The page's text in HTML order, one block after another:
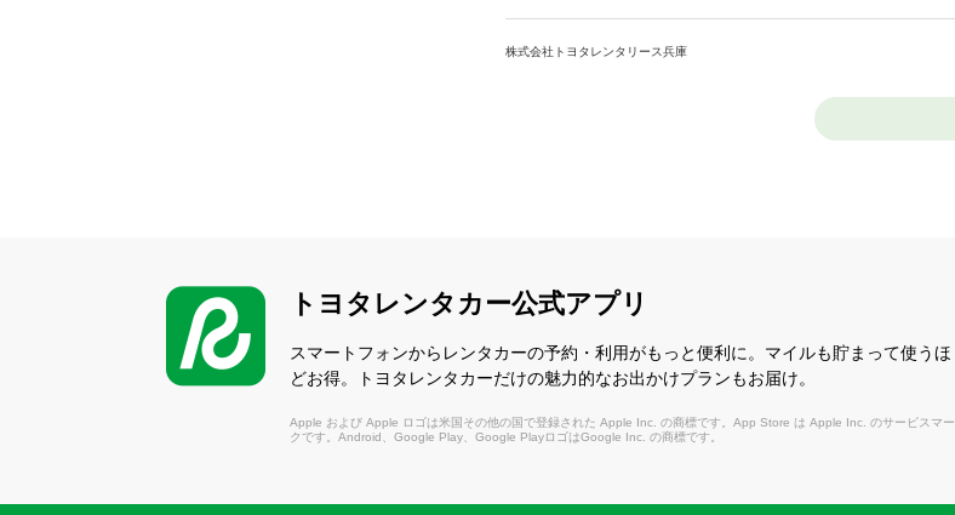
株式会社トヨタレンタリース兵庫
トヨタレンタカー公式アプリ
スマートフォンからレンタカーの予約・利用がもっと便利に。マイルも貯まって使うほ
どお得。トヨタレンタカーだけの魅力的なお出かけプランもお届け。
Apple および Apple ロゴは米国その他の国で登録された Apple Inc. の商標です。App Store は Apple Inc. のサービスマー
クです。Android、Google Play、Google PlayロゴはGoogle Inc. の商標です。